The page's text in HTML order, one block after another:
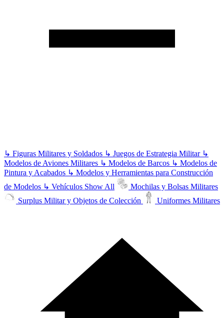
↳ Figuras Militares y Soldados ↳ Juegos de Estrategia Militar ↳
Modelos de Aviones Militares ↳ Modelos de Barcos ↳ Modelos de
Pintura y Acabados ↳ Modelos y Herramientas para Construcción
de Modelos ↳ Vehículos Show All
Mochilas y Bolsas Militares
Surplus Militar y Objetos de Colección
Uniformes Militares